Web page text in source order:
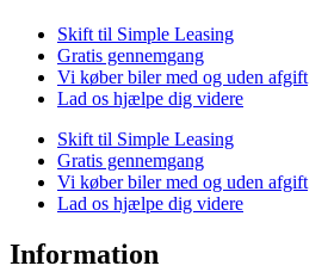
Skift til Simple Leasing
Gratis gennemgang
Vi køber biler med og uden afgift
Lad os hjælpe dig videre
Skift til Simple Leasing
Gratis gennemgang
Vi køber biler med og uden afgift
Lad os hjælpe dig videre
Information